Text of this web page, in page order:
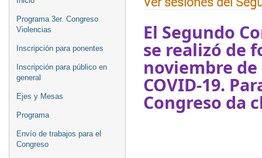
Programa 3er. Congreso
Violencias
Inscripción para ponentes
Inscripción para público en
general
Ejes y Mesas
Programa
Envío de trabajos para el
Congreso
El Segundo
se realizó de
noviembre
COVID-19.
Congreso da